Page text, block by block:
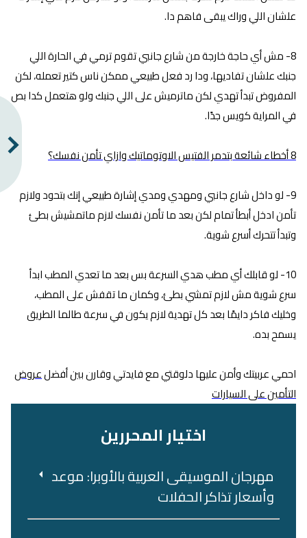
علشان اللي وراك يبقى فاهم دا.
8- مش أي حاجة خارجة من شارع جانبي تقوم ترمي في الحارة اللي
جنبك علشان تفاديها، ودا رد فعل طبيعي ممكن ناس كتير تعمله، لكن
المفروض تبدأ تهدي لكن ماترميش على اللي جنبك ولو هتعمل كدا بص
في المراية كويس جدًا.
8 أخطاء شائعة بتدمر الفتيس الاوتوماتيك وازاي تأمن نفسك؟
9- لو داخل شارع جانبي ومهدي ومدي إشارة طبيعي إنك بتحود ولازم
تأمن ادخل أبطأ تمام لكن بعد ما تأمن نفسك لازم ماتمشيش بطئ
وتبدأ تتحرك أسرع شوية.
10- لو قابلك أي مطب هدي السرعة بس بعد ما تعدي المطب ابدأ
سرع شوية مش لازم تمشي بطئ، وكمان ما تقفش على المطب،
وخليك فاكر دايمًا بعد كل تهدية لازم يكون في سرعة طالما الطريق
يسمح بده.
احمي عربيتك وأمن عليها دلوقتي مع فايدتي وقارن بين أفضلعروض
التأمين على السيارات
اختيار المحررين
مهرجان الموسيقى العربية بالأوبرا: موعد
وأسعار تذاكر الحفلات